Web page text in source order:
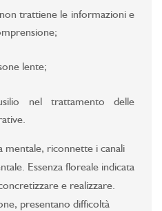
trattiene le informazioni e
lente;
nel trattamento delle
mentale, riconnette i canali
Essenza floreale indicata
e realizzare.
presentano difficoltà